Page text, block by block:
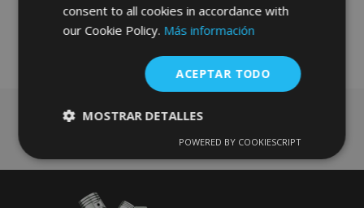
Lista
de
Deseos
consent to all cookies in accordance with
our Cookie Policy. Más información
ACEPTAR TODO
MOSTRAR DETALLES
estrictamente
necesarias
Cookies de
rendimiento
POWERED BY COOKIESCRIPT